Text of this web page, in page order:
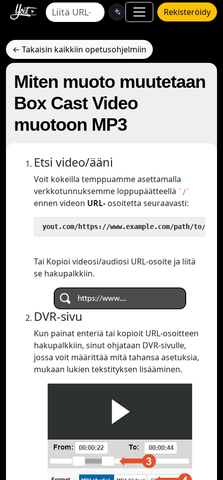
Rekisteröidy
← Takaisin kaikkiin opetusohjelmiin
Miten muoto muutetaan
Box Cast Video
muotoon MP3
Etsi video/ääni
Voit kokeilla temppuamme asettamalla
verkkotunnuksemme loppupäätteellä `/`
ennen videon URL- osoitetta seuraavasti:
yout.com/https://www.example.com/path/to/
Tai Kopioi videosi/audiosi URL-osoite ja liitä
se hakupalkkiin.
DVR-sivu
Kun painat enteriä tai kopioit URL-osoitteen
hakupalkkiin, sinut ohjataan DVR-sivulle,
jossa voit määrittää mitä tahansa asetuksia,
mukaan lukien tekstityksen lisääminen.